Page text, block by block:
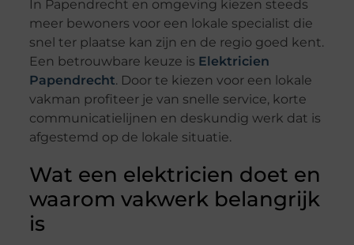
In Papendrecht en omgeving kiezen steeds
meer bewoners voor een lokale specialist die
snel ter plaatse kan zijn en de regio goed kent.
Een betrouwbare keuze is Elektricien
Papendrecht. Door te kiezen voor een lokale
vakman profiteer je van snelle service, korte
communicatielijnen en deskundig werk dat is
afgestemd op de lokale situatie.
Wat een elektricien doet en
waarom vakwerk belangrijk
is